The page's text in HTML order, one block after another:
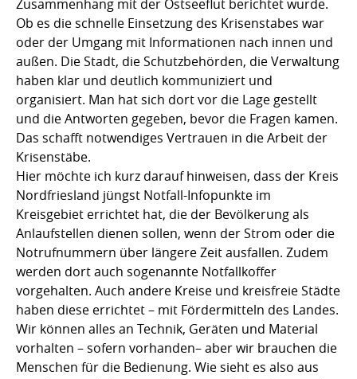
Zusammenhang mit der Ostseeflut berichtet wurde.
Ob es die schnelle Einsetzung des Krisenstabes war
oder der Umgang mit Informationen nach innen und
außen. Die Stadt, die Schutzbehörden, die Verwaltung
haben klar und deutlich kommuniziert und
organisiert. Man hat sich dort vor die Lage gestellt
und die Antworten gegeben, bevor die Fragen kamen.
Das schafft notwendiges Vertrauen in die Arbeit der
Krisenstäbe.
Hier möchte ich kurz darauf hinweisen, dass der Kreis
Nordfriesland jüngst Notfall-Infopunkte im
Kreisgebiet errichtet hat, die der Bevölkerung als
Anlaufstellen dienen sollen, wenn der Strom oder die
Notrufnummern über längere Zeit ausfallen. Zudem
werden dort auch sogenannte Notfallkoffer
vorgehalten. Auch andere Kreise und kreisfreie Städte
haben diese errichtet – mit Fördermitteln des Landes.
Wir können alles an Technik, Geräten und Material
vorhalten – sofern vorhanden– aber wir brauchen die
Menschen für die Bedienung. Wie sieht es also aus